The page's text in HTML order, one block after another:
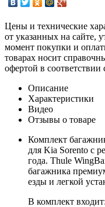
Цены и технические
от указанных на сайте,
момент покупки и
товарах носит
офертой в
Описание
Характеристики
Видео
Отзывы о товаре
Комплект
для Kia Sorento с
года. Thule
багажника
езды и легкой
В комплект входит: